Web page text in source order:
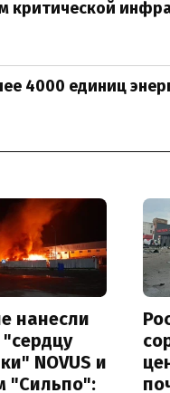
критической
4000 единиц
нанесли
NOVUS и
"Сильпо":